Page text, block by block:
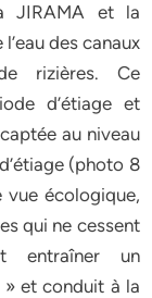
JIRAMA et la
des canaux
rizières. Ce
d’étiage et
au niveau
(photo 8
écologique,
qui ne cessent
entraîner un
» et conduit à la